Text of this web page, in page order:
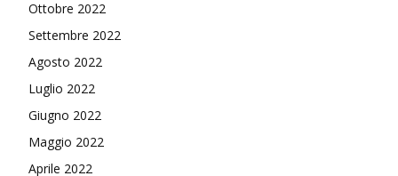
Ottobre 2022
Settembre 2022
Agosto 2022
Luglio 2022
Giugno 2022
Maggio 2022
Aprile 2022